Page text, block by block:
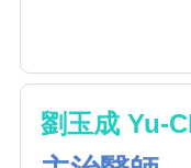
劉玉成 Yu-